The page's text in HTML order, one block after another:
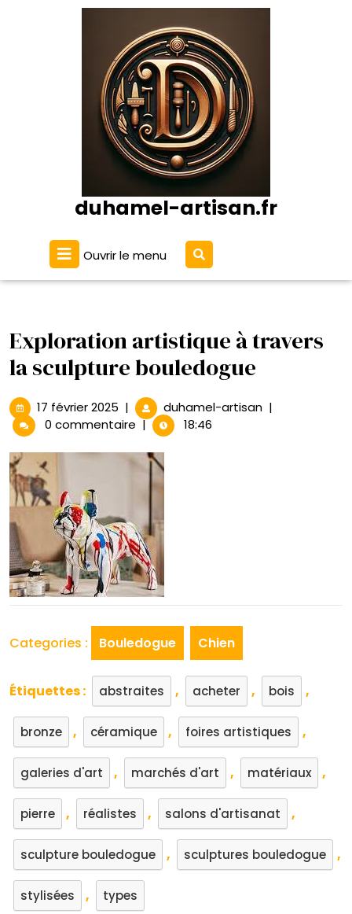
duhamel-artisan.fr
Ouvrir le menu Ouvrir
le
menu
Exploration artistique à travers
la sculpture bouledogue
17 février 2025 17
février
| duhamel-artisanExploration
|
0 commentaire | 18:46
Categories : Bouledogue Chien
Étiquettes : abstraites , acheter , bois ,
bronze , céramique , foires artistiques ,
galeries d'art , marchés d'art , matériaux ,
pierre , réalistes , salons d'artisanat ,
sculpture bouledogue , sculptures bouledogue ,
stylisées , types